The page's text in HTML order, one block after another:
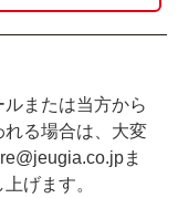
または当方から
る場合は、大変
ま
げます。